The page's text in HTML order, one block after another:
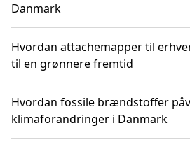
Danmark
Hvordan attachemapper til
til en grønnere fremtid
Hvordan fossile brændstoffer
klimaforandringer i Danmark